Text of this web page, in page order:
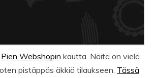
Pien Webshopin kautta. Näitä on vielä
pistäppäs äkkiä tilaukseen. Tässä